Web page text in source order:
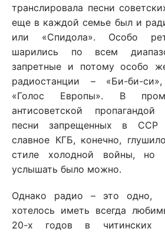
транслировала песни
еще в каждой семье был и
или «Спидола». Особо
шарились по всем
запретные и потому особо
радиостанции – «Би-би-
«Голос Европы». В
антисоветской
песни запрещенных в ССР
славное КГБ, конечно,
стиле холодной войны, но
услышать было можно.
Однако радио – это
хотелось иметь всегда
20-х годов в читинских